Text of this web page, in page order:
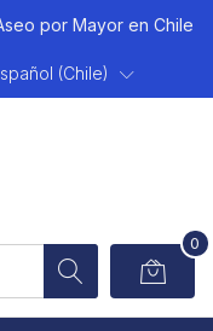
por Mayor en Chile
(Chile)
0